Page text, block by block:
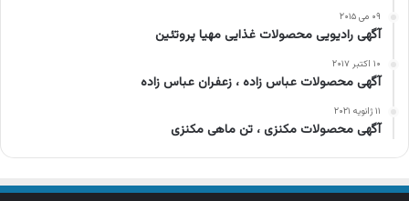
۰۹ می ۲۰۱۵
آگهی رادیویی محصولات غذایی مهیا پروتئین
۱۰ اکتبر ۲۰۱۷
آگهی محصولات عباس زاده ، زعفران عباس زاده
۱۱ ژانویه ۲۰۲۱
آگهی محصولات مکنزی ، تن ماهی مکنزی